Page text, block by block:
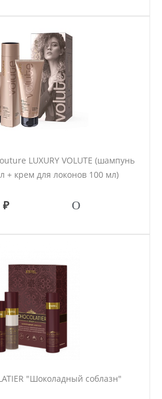
LUXURY VOLUTE (шампунь
+ крем для локонов 100 мл)
₽
"Шоколадный соблазн"